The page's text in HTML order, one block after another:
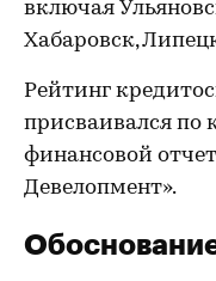
включая
Хабаровск,
Рейтинг
присваивался по
финансовой
Девелопмент».